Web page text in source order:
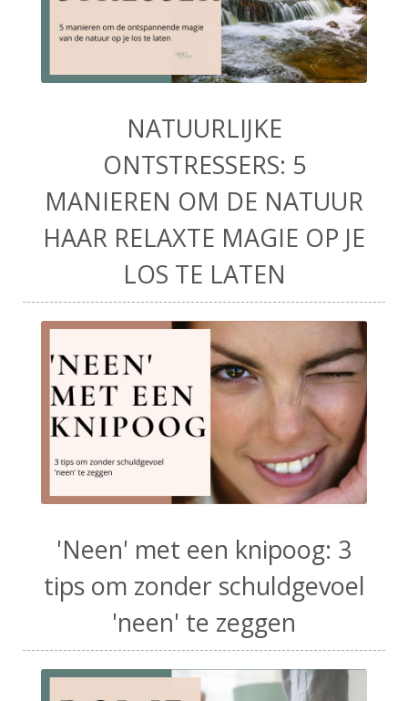
NATUURLIJKE
ONTSTRESSERS: 5
MANIEREN OM DE NATUUR
HAAR RELAXTE MAGIE OP JE
LOS TE LATEN
'Neen' met een knipoog: 3
tips om zonder schuldgevoel
'neen' te zeggen